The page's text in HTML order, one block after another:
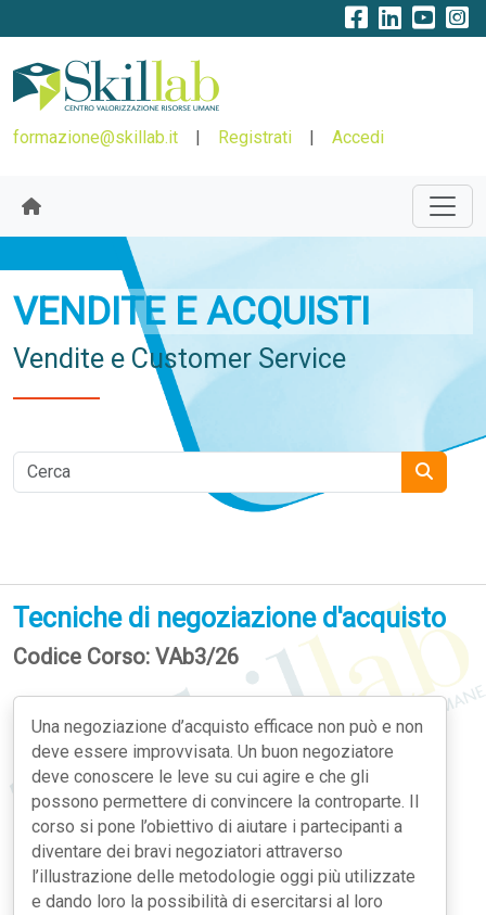
formazione@skillab.it | Registrati | Accedi
VENDITE E ACQUISTI
Vendite e Customer Service
Tecniche di negoziazione d'acquisto
Codice Corso: VAb3/26
Una negoziazione d’acquisto efficace non può e non
deve essere improvvisata. Un buon negoziatore
deve conoscere le leve su cui agire e che gli
possono permettere di convincere la controparte. Il
corso si pone l’obiettivo di aiutare i partecipanti a
diventare dei bravi negoziatori attraverso
l’illustrazione delle metodologie oggi più utilizzate
e dando loro la possibilità di esercitarsi al loro